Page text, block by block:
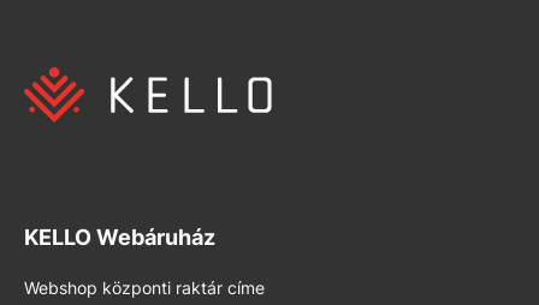
KELLO Webáruház
Webshop központi raktár címe